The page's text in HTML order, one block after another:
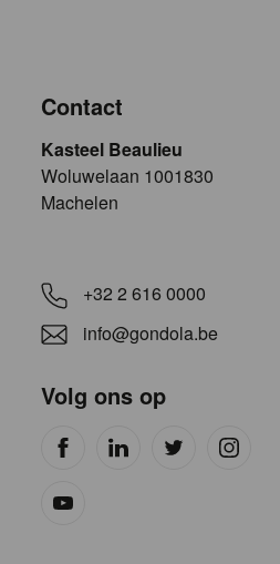
Contact
Kasteel Beaulieu
​​​Woluwelaan 1001830
Machelen
+32 2 616 0000
info@gondola.be
Volg ons op